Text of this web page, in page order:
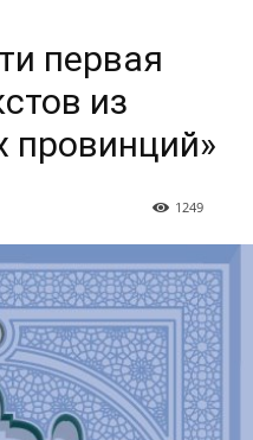
первая
из
провинций»
1249